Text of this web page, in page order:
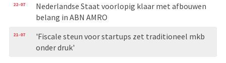
22-07
Nederlandse Staat voorlopig klaar met afbouwen
belang in ABN AMRO
21-07
'Fiscale steun voor startups zet traditioneel mkb
onder druk'